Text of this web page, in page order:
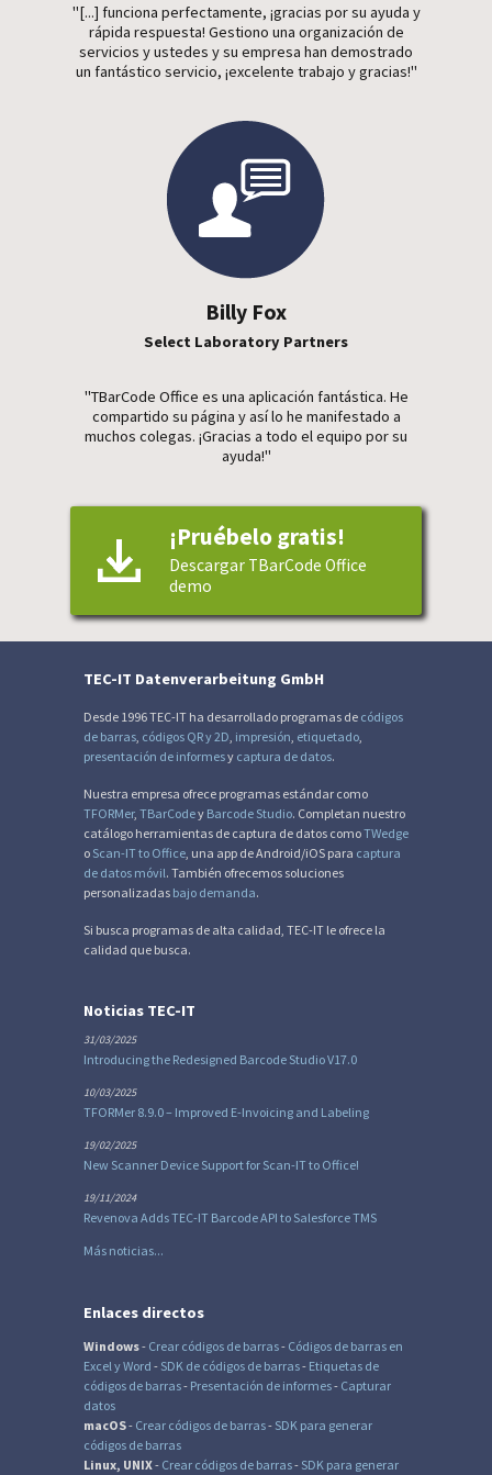
"[...] funciona perfectamente, ¡gracias por su ayuda y
rápida respuesta! Gestiono una organización de
servicios y ustedes y su empresa han demostrado
un fantástico servicio, ¡excelente trabajo y gracias!"
Billy Fox
Select Laboratory Partners
"TBarCode Office es una aplicación fantástica. He
compartido su página y así lo he manifestado a
muchos colegas. ¡Gracias a todo el equipo por su
ayuda!"
¡Pruébelo gratis!
Descargar TBarCode Office
demo
TEC-IT Datenverarbeitung GmbH
Desde 1996 TEC-IT ha desarrollado programas de códigos
de barras códigos QR y 2D impresión etiquetado
presentación de informesy captura de datos.
Nuestra empresa ofrece programas estándar como
TFORMer, TBarCodey Barcode Studio. Completan nuestro
catálogo herramientas de captura de datos comoTWedge
o Scan-IT to Office , una app de Android/iOS para captura
de datos móvil. También ofrecemos soluciones
personalizadas bajo demanda.
Si busca programas de alta calidad, TEC-IT le ofrece la
calidad que busca.
Noticias TEC-IT
31/03/2025
Introducing the Redesigned Barcode Studio V17.0
10/03/2025
TFORMer 8.9.0 – Improved E-Invoicing and Labeling
19/02/2025
New Scanner Device Support for Scan-IT to Office!
19/11/2024
Revenova Adds TEC-IT Barcode API to Salesforce TMS
Más noticias...
Enlaces directos
Windows- Crear códigos de barras- Códigos de barras en
Excel y Word - SDK de códigos de barras- Etiquetas de
códigos de barras- Presentación de informes- Capturar
datos
macOS- Crear códigos de barras- SDK para generar
códigos de barras
Linux, UNIX- Crear códigos de barras- SDK para generar